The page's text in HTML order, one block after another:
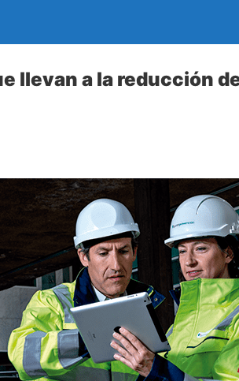
llevan a la reducción